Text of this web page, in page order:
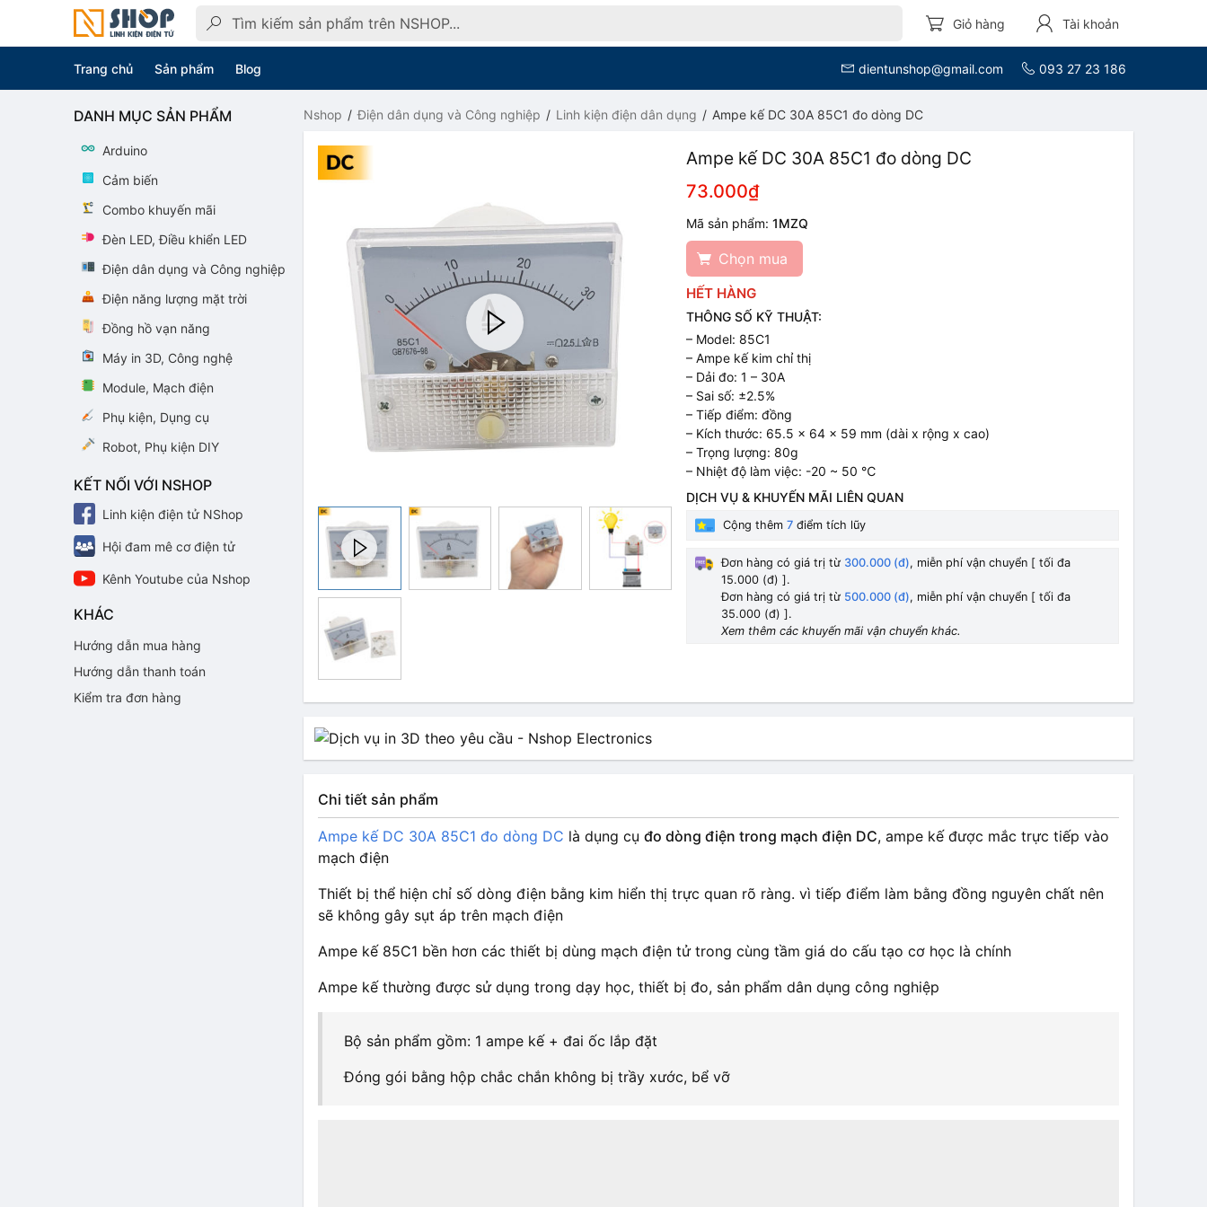
Giỏ hàng Tài khoản
Trang chủ Sản phẩm Blog dientunshop@gmail.com 093 27 23 186
Nshop Điện dân dụng và Công nghiệp Linh kiện điện dân dụng Ampe kế DC 30A 85C1 đo dòng DC
Ampe kế DC 30A 85C1 đo dòng DC
73.000₫
Mã sản phẩm:1MZQ
Chọn mua
HẾT HÀNG
THÔNG SỐ KỸ THUẬT:
– Model: 85C1
– Ampe kế kim chỉ thị
– Dải đo: 1 – 30A
– Sai số: ±2.5%
– Tiếp điểm: đồng
– Kích thước: 65.5 x 64 x 59 mm (dài x rộng x cao)
– Trọng lượng: 80g
– Nhiệt độ làm việc: -20 ~ 50 ℃
DỊCH VỤ & KHUYẾN MÃI LIÊN QUAN
Cộng thêm7 điểm tích lũy
Đơn hàng có giá trị từ 300.000 (đ), miễn phí vận chuyển [ tối đa
15.000 (đ) ].
Đơn hàng có giá trị từ 500.000 (đ), miễn phí vận chuyển [ tối đa
35.000 (đ) ].
Xem thêm các khuyến mãi vận chuyển khác.
Chi tiết sản phẩm
Ampe kế DC 30A 85C1 đo dòng DC là dụng cụ đo dòng điện trong mạch điện DC, ampe kế được mắc trực tiếp vào
mạch điện
Thiết bị thể hiện chỉ số dòng điện bằng kim hiển thị trực quan rõ ràng. vì tiếp điểm làm bằng đồng nguyên chất nên
sẽ không gây sụt áp trên mạch điện
Ampe kế 85C1 bền hơn các thiết bị dùng mạch điện tử trong cùng tầm giá do cấu tạo cơ học là chính
Ampe kế thường được sử dụng trong dạy học, thiết bị đo, sản phẩm dân dụng công nghiệp
Bộ sản phẩm gồm: 1 ampe kế + đai ốc lắp đặt
Đóng gói bằng hộp chắc chắn không bị trầy xước, bể vỡ
DANH MỤC SẢN PHẨM
Arduino
Cảm biến
Combo khuyến mãi
Đèn LED, Điều khiển LED
Điện dân dụng và Công nghiệp
Điện năng lượng mặt trời
Đồng hồ vạn năng
Máy in 3D, Công nghệ
Module, Mạch điện
Phụ kiện, Dụng cụ
Robot, Phụ kiện DIY
KẾT NỐI VỚI NSHOP
Linh kiện điện tử NShop
Hội đam mê cơ điện tử
Kênh Youtube của Nshop
KHÁC
Hướng dẫn mua hàng
Hướng dẫn thanh toán
Kiểm tra đơn hàng